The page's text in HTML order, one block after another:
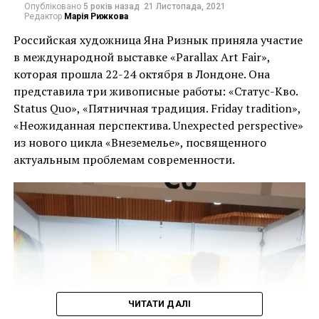
вирізали роботу зі
стіни зруйнованого
росіянами будинку”, –
повідомив губернатор
Києва Олексій Кулеба у
своєму дописі в
Telegram, як
повідомляють
численні ЗМІ.
“Кілька людей
додав він. “Мурал в
гарному стані і
вже в 1960-х роках
тісно співпрацював з
його батьком,
Рудольфом
Цвірнером, – сказав
Ріхтер у своїй заяві. “Я
відчуваю, що це є
прекрасною
спадкоємністю
поколінь”.
крижаних фігур до абстракцій у сліпучих кольорах.
Йому приписують роль художника, який змінив хід
Опубліковано 5 років назад 21 Листопада, 2021
Редактор Марія Рижкова
Российская художница Яна Ризнык приняла участие
в международной выставке «Parallax Art Fair»,
которая прошла 22-24 октября в Лондоне. Она
представила три живописные работы: «Статус-Кво.
Status Quo», «Пятничная традиция. Friday tradition»,
«Неожиданная перспектива. Unexpected perspective»
из нового цикла «Внеземелье», посвященного
актуальным проблемам современности.
ЧИТАТИ ДАЛІ